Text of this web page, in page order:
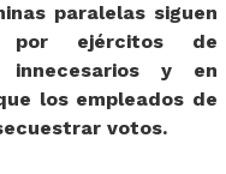
paralelas siguen
por ejércitos de
innecesarios y en
los empleados de
votos.